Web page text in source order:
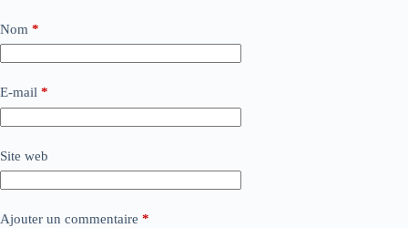
Nom *
E-mail *
Site web
Ajouter un commentaire *